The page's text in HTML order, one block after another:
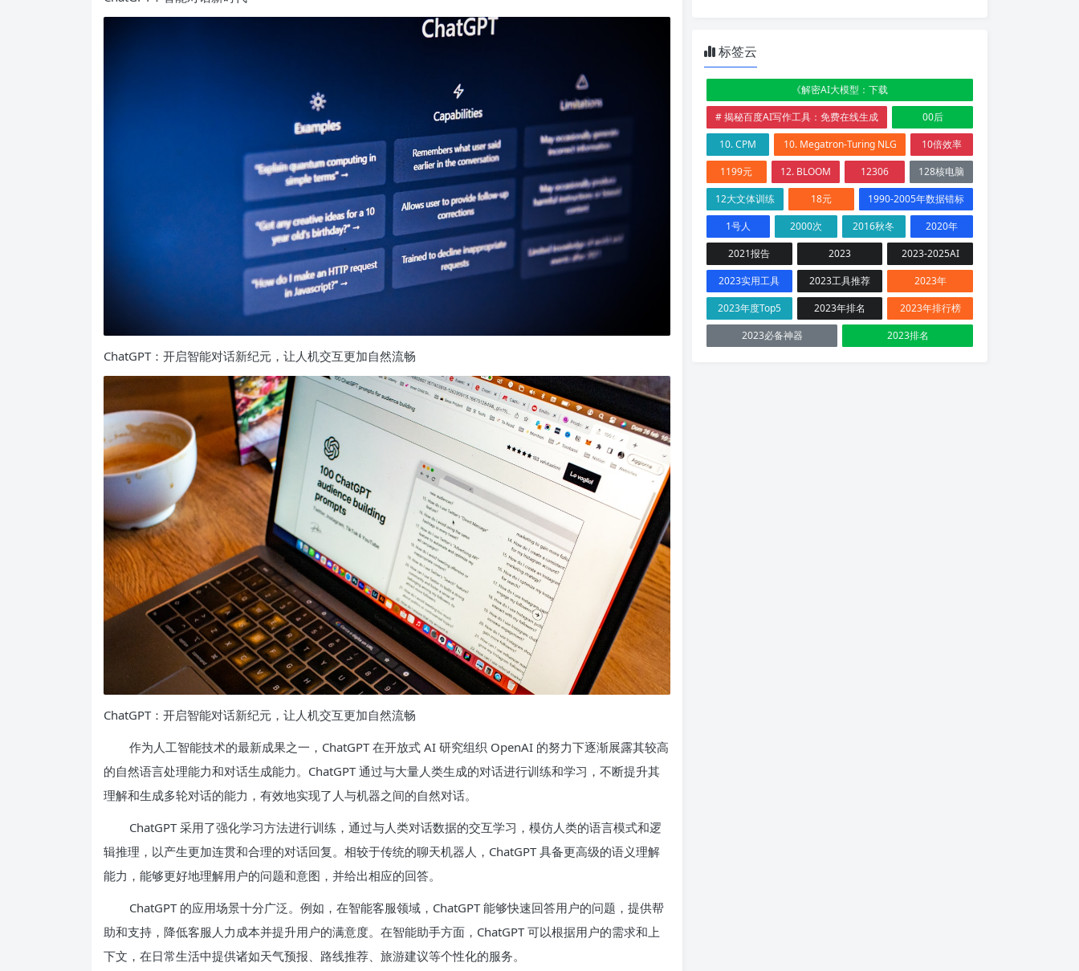
ChatGPT：开启智能对话新纪元，让人机交互更加自然流畅
ChatGPT：开启智能对话新纪元，让人机交互更加自然流畅
作为人工智能技术的最新成果之一，ChatGPT 在开放式 AI 研究组织 OpenAI 的努力下逐渐展露其较高
的自然语言处理能力和对话生成能力。ChatGPT 通过与大量人类生成的对话进行训练和学习，不断提升其
理解和生成多轮对话的能力，有效地实现了人与机器之间的自然对话。
ChatGPT 采用了强化学习方法进行训练，通过与人类对话数据的交互学习，模仿人类的语言模式和逻
辑推理，以产生更加连贯和合理的对话回复。相较于传统的聊天机器人，ChatGPT 具备更高级的语义理解
能力，能够更好地理解用户的问题和意图，并给出相应的回答。
ChatGPT 的应用场景十分广泛。例如，在智能客服领域，ChatGPT 能够快速回答用户的问题，提供帮
助和支持，降低客服人力成本并提升用户的满意度。在智能助手方面，ChatGPT 可以根据用户的需求和上
下文，在日常生活中提供诸如天气预报、路线推荐、旅游建议等个性化的服务。
标签云
《解密AI大模型：下载
# 揭秘百度AI写作工具：免费在线生成
00后
10. CPM
10. Megatron-Turing NLG
10倍效率
1199元
12. BLOOM 12306
128核电脑
12大文体训练
18元
1990-2005年数据错标
1号人
2000次 2016秋冬
2020年
2021报告
2023
2023-2025AI
2023实用工具
2023工具推荐
2023年
2023年度Top5
2023年排名
2023年排行榜
2023必备神器
2023排名